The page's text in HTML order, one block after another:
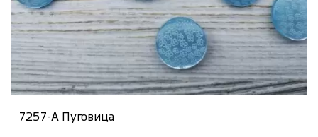
7257-А Пуговица